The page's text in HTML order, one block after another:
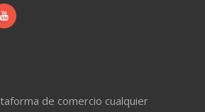
de comercio cualquier